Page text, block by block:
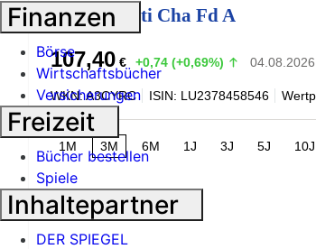
Plutos Multi Cha Fd A
107,40 € +0,74 (+0,69%)
WKN: A3CYRC ISIN: LU2378458546
1M 3M 6M 1J 3J 5J 10J
Finanzen
Börse
Wirtschaftsbücher
Versicherungen
Freizeit
Bücher bestellen
Spiele
Inhaltepartner
DER SPIEGEL